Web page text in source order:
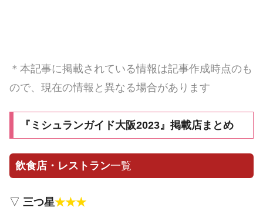
＊本記事に掲載されている情報は記事作成時点のも
ので、現在の情報と異なる場合があります
『ミシュランガイド大阪2023』掲載店まとめ
飲食店・レストラン一覧
▽ 三つ星★★★